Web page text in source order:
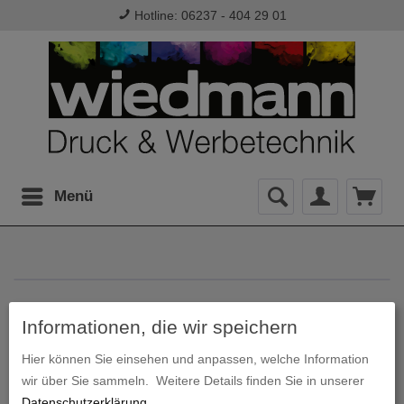
Hotline: 06237 - 404 29 01
Menü
Diplomarbeit
Informationen, die wir speichern
Hier können Sie einsehen und anpassen, welche Information
wir über Sie sammeln.
Weitere Details finden Sie in unserer